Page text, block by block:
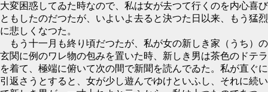
大変困惑してゐた時なので、私は女が去つて行くのを内心喜び
ともしたのだつたが、いよいよ去ると決つた日以来、もう猛烈
に悲しくなつた。
もう十一月も終り頃だつたが、私が女の新しき家（うち）の
玄関に例のワレ物の包みを置いた時、新しき男は茶色のドテラ
を着て、極端に俯いて次の間で新聞を読んでゐた。私が直ぐに
引返さうとすると、女が少し遊んでゆけといふし、それに続い